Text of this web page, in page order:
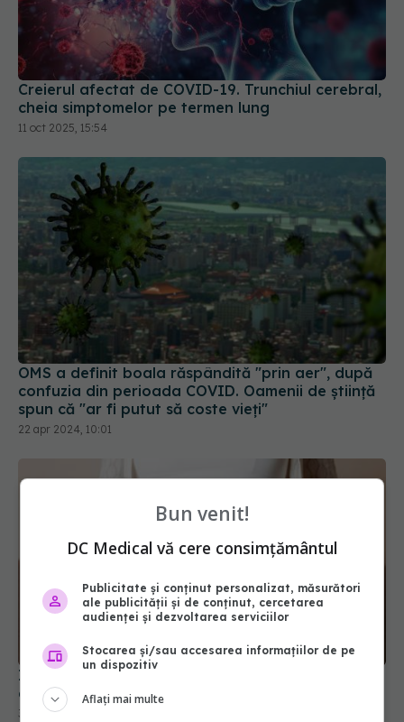
Creierul afectat de COVID-19. Trunchiul cerebral,
cheia simptomelor pe termen lung
11 oct 2025, 15:54
OMS a definit boala răspândită "prin aer", după
confuzia din perioada COVID. Oamenii de știință
spun că "ar fi putut să coste vieți"
22 apr 2024, 10:01
Infecția cu COVID în sarcină, legată de risc dublu
de autism la bebeluși
31 oct 2025, 19:27
Bun venit!
DC Medical vă cere consimțământul
Publicitate și conținut personalizat, măsurători
ale publicității și de conținut, cercetarea
audienței și dezvoltarea serviciilor
Stocarea și/sau accesarea informațiilor de pe
un dispozitiv
Aflați mai multe